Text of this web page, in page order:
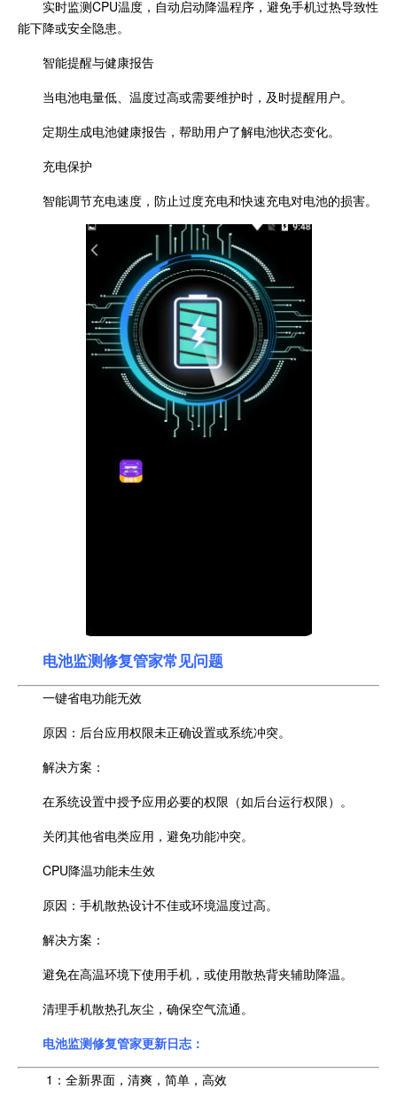
实时监测CPU温度，自动启动降温程序，避免手机过热导致性
能下降或安全隐患。
智能提醒与健康报告
当电池电量低、温度过高或需要维护时，及时提醒用户。
定期生成电池健康报告，帮助用户了解电池状态变化。
充电保护
智能调节充电速度，防止过度充电和快速充电对电池的损害。
电池监测修复管家常见问题
一键省电功能无效
原因：后台应用权限未正确设置或系统冲突。
解决方案：
在系统设置中授予应用必要的权限（如后台运行权限）。
关闭其他省电类应用，避免功能冲突。
CPU降温功能未生效
原因：手机散热设计不佳或环境温度过高。
解决方案：
避免在高温环境下使用手机，或使用散热背夹辅助降温。
清理手机散热孔灰尘，确保空气流通。
电池监测修复管家更新日志：
1：全新界面，清爽，简单，高效